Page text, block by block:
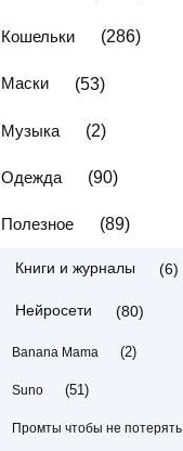
Кошельки (286)
Маски (53)
Музыка (2)
Одежда (90)
Полезное (89)
Книги и журналы (6)
Нейросети (80)
Banana Mama (2)
Suno (51)
Промты чтобы не потерять